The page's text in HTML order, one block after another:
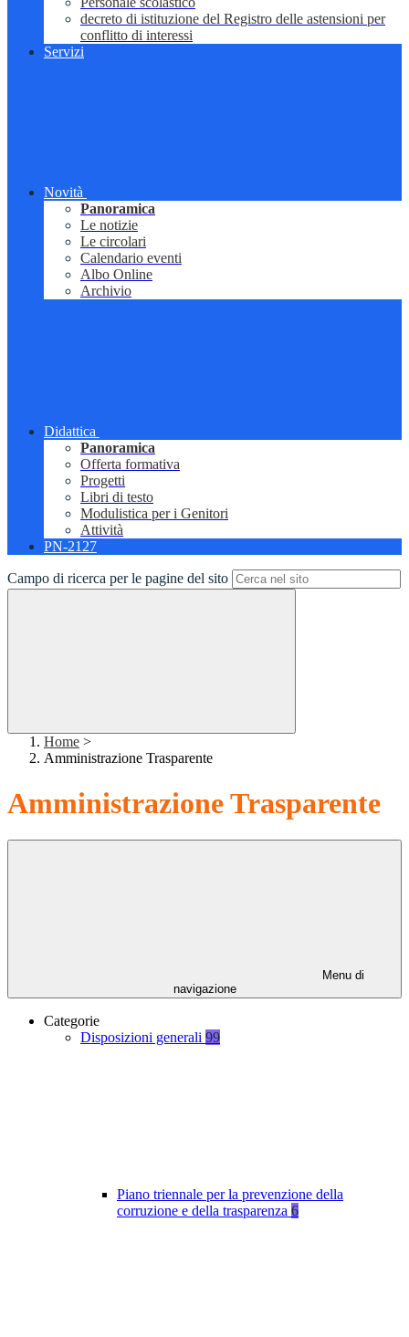
decreto di istituzione del Registro delle astensioni per
conflitto di interessi
Servizi
Novità
Panoramica
Le notizie
Le circolari
Calendario eventi
Albo Online
Archivio
Didattica
Panoramica
Offerta formativa
Progetti
Libri di testo
Modulistica per i Genitori
Attività
PN-2127
Campo di ricerca per le pagine del sito
Home >
Amministrazione Trasparente
Amministrazione Trasparente
Menu di
navigazione
Categorie
Disposizioni generali 99
Piano triennale per la prevenzione della
corruzione e della trasparenza 6